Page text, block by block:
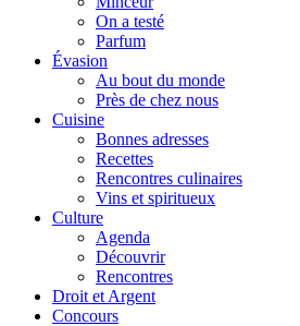
On a testé
Parfum
Évasion
Au bout du monde
Près de chez nous
Cuisine
Bonnes adresses
Recettes
Rencontres culinaires
Vins et spiritueux
Culture
Agenda
Découvrir
Rencontres
Droit et Argent
Concours